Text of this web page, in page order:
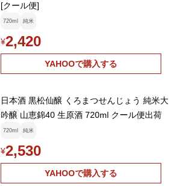
[クール便]
720ml 純米
¥2,420
YAHOOで購入する
日本酒 黒松仙醸 くろまつせんじょう 純米大
吟醸 山恵錦40 生原酒 720ml クール便出荷
720ml 純米
¥2,530
YAHOOで購入する